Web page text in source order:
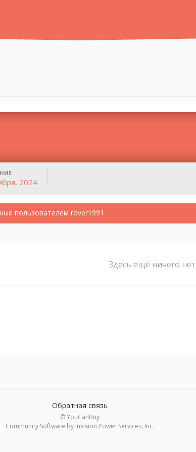
2024
пользователем rover1991
Здесь ещё ничего нет
Обратная связь
© YouCanBuy
Community Software by Invision Power Services, Inc.